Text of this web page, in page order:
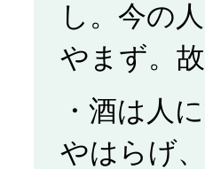
し。今の
やまず。
・酒は人
やはらげ